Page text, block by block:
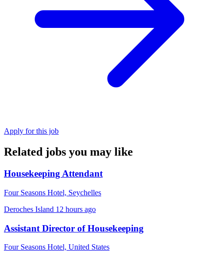
Apply for this job
Related jobs you may like
Housekeeping Attendant
Four Seasons Hotel, Seychelles
Deroches Island 12 hours ago
Assistant Director of Housekeeping
Four Seasons Hotel, United States